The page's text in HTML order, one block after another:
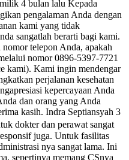
Anda dan berharap dapat terus melayani Anda dan orang yang Anda kasihi di masa yang akan datang. Terima kasih Wynanda Nanda Local Guide · 12 ulasan · 13 foto       6 bulan lalu Pelayanan nya lama sekali. Sering kali saya kesini dan harus menunggu berjam2. Minimal akan habis waktu 3 jam kalau di RS ini. Bahkan saat menunggu konfirmasi jadwal untuk operasi pun lama sekali. Dari jam 11 siang sampai jam 15, dan tidak bisa ditinggal. Perawatnya tidak mau mengabari lewat telpon, sangat2 tidak praktis.  Suka  Bagikan Tanggapan dari pemilik 5 bulan lalu Kepada Bpk/Ibu, Terima kasih telah membagikan pengalaman Anda dengan kami. Kami mohon maaf atas pelayanan kami yang tidak memuaskan bagi Anda. Masukan Anda sangatlah berarti bagi kami. Namun, karena kami tidak memiliki nomor telepon Anda, apakah Anda bersedia menghubungi kami melalui nomor 0896-5397-7721 (Nomor Whatsapp Customer Service kami). Kami ingin mendengar lebih banyak dari Anda untuk meningkatkan perjalanan kesehatan Anda dirumah sakit kami. Kami mengapresiasi kepercayaan Anda dan berharap dapat terus melayani Anda dan orang yang Anda kasihi di masa yang akan datang. Terima kasih. rizal sampurna 2 ulasan       5 bulan lalu Cukup baik dan sangat memuaskan melakukan perawatan dan berobat di rs siloam Lippo Cikarang, namun kalo bisa untuk fasilitas mushola nya diperbaiki dan dibuat lebih besar dan megah terutama bagi saya yang muslim sehingga bisa lebih nyaman lagi sambil menunggu pasien atau menunggu keluarga yang sedang berobat atau farmasi. Over all sudah ok  Suka  Bagikan Tanggapan dari pemilik 4 bulan lalu Kepada Bapak/Ibu, Terima kasih atas kepercayaan Anda kepada Siloam Hospitals Lippo Cikarang. Kepuasan Anda adalah kebanggaan kami. Salam, Siloam Hospitals Lippo Cikarang Han Two Local Guide · 121 ulasan · 1.042 foto       Diedit setahun lalu Semuanya ramah, dari security yg udah menyambut ramah hingga front office dan suster serta dokter. Untuk rawat jalan langsung ke lt. 3 pendaftarannya ( gak ada lt.2 ya) lantai 1 pun ternyata paling bawah kalau lobby itu GF. Atau bisa daftar online via apps Siloam semuanya mudah, kalau pribadi lebih cepat bisa check in sendiri tanpa harus ke pendaftaran berbeda dg asuransi atau perusahaan tetap ke pendaftaran manual walaupun sudah via aplikasi. Untuk dr. anak khususnya dokter Sugi wlpn di jadwalkan jam 09-11 better datang jam 11.30an aja karna biasanya dokternya visit dulu yg rawat inap baru ke ruangannya. Dari pada nunggu lama walaupun ada area main anak2 tapi terbatas. Ruang eksekutif, disediakan Teh, coffee dan permen, Snack semua self service. Pendaftaran, ambil obat semua disatu ruangan jadi tinggal duduk manis aja wlpn tetap nunggunya lama namun setidaknya lebih nyaman, saat ini Konsul dokternya jadi 300K. Administrasi rawat inap dilantai GF, dapat mug Siloam dan termometer. Pembayaran parkir dg OVO dan Emoney +8  1  Bagikan Tanggapan dari pemilik 3 tahun lalu Kepada Bapak/Ibu Han Han, Terima kasih atas kepercayaan Anda kepada Siloam Hospitals Lippo Cikarang. Kepuasan Anda adalah kebanggaan kami. Salam, Siloam Hospitals Lippo Cikarang Gian Giaditama 6 ulasan       6 bulan lalu Dokter, suster dan pelayanan OK (Bintang 5) Administrasinya duh minta dievaluasi lagi kurang orang kah? Kurang efektif kah kerjanya? Minta tolong di evaluasi lagi mengapa orang orang setiap ke administrasi ada saja 2-3 orang yang marah marah karena lelet nya proses administrasi..  Suka  Bagikan Tanggapan dari pemilik 5 bulan lalu Kepada Bpk/Ibu, Terima kasih telah membagikan pengalaman Anda dengan kami. Kami mohon maaf atas pelayanan kami yang tidak memuaskan bagi Anda. Masukan Anda sangatlah berarti bagi kami. Namun, karena kami tidak memiliki nomor telepon Anda, apakah Anda bersedia menghubungi kami melalui nomor 0896-5397-7721 (Nomor Whatsapp Customer Service kami). Kami ingin mendengar lebih banyak dari Anda untuk meningkatkan perjalanan kesehatan Anda dirumah sakit kami. Kami mengapresiasi kepercayaan Anda dan berharap dapat terus melayani Anda dan orang yang Anda kasihi di masa yang akan datang. Terima kasih Rosyidatul Ulya Local Guide · 6 ulasan       6 bulan lalu Pengalaman melahirkan yang sangat berkesan di RS Siloam Lippo Cikarang. Banyak sekali support yang diberikan dari masa kehamilan hingga pasca melahirkan. Dokter Atik SpOG, sangat ramah, perhatian dan memahami keinginan pasien. Selalu berusaha memberikan terbaik utk pasien. Para Bidan yang bertugas selama di ruang rawat inap juga banyak support dan memberikan ilmu2 praktis tentang menyusui dan perawatan newborn. Terima kasih banyaaak Bu Dokter Atik, Bidan Ovie, Bidan Nur, Bidan Mery, Bidan Siska, Bidan Ulin, Bidan Ega, dan Bidan2 lainnya yang belum saya sebutkan 💛💛💛  Suka  Bagikan Tanggapan dari pemilik 5 bulan lalu Kepada Bapak/Ibu, Terima kasih atas kepercayaan Anda kepada Siloam Hospitals Lippo Cikarang. Kepuasan Anda adalah kebanggaan kami. Salam, Siloam Hospitals Lippo Cikarang Febry Nur Fitriani (Febry) Local Guide · 30 ulasan · 12 foto       Diedit setahun lalu Tanggal 14 maret, saya Cito SC ERACS pakai BPJS semua full cover, pelayanan dokter, suster dan bidan sangat baik tidak ada perbedaan apapun meskipun pakai BPJS, saya dpt kelas 1, 4 hari 3 malam. Terimakasih siloam lippo cikarang atas pelayanannnya yg sangat baik kepada saya dan anak saya, walaupun saya pake BPJS tp pelayanannya top bgt  Suka  Bagikan Tanggapan dari pemilik setahun lalu Kepada Bapak/Ibu, Terima kasih atas kepercayaan Anda kepada Siloam Hospitals Lippo Cikarang. Kepuasan Anda adalah kebanggaan kami. Salam, Siloam Hospitals Lippo Cikarang Inggit Koswara 1 ulasan · 3 foto       setahun lalu Pelayanannya ramah sekali dari mulai masuk igd dilayani dengan baik. Tidak membedakan walaupun pembayaran BPJS. Apalagi ditangani dokter spesialis bedah anak dr.arsy . Ramah sekali . Menjelaskan secara detail kepada pasien. Terimakasih Siloam hospital Lippo Cikarang. Semoga semakin sukses.  1  Bagikan Tanggapan dari pemilik setahun lalu Kepada Bapak/Ibu, Terima kasih atas kepercayaan Anda kepada Siloam Hospitals Lippo Cikarang. Kepuasan Anda adalah kebanggaan kami. Salam, Siloam Hospitals Lippo Cikarang 菫りすな 5 ulasan · 11 foto       2 tahun lalu Dear Siloam, kenapa sekarang pelayanan nya lama sekali padahal pasien dari saya datang tidak banyak, datang dari jam 9:30 baru selesai jam 15:00 benar2 banyak memakan waktu.. Dan minggu lalu anak saya sudah muntah berkali2 dan dokter menyarankan untuk infus, anak saya muntah sekitar jam 7:30 dan baru di infus jam 23:00 itupun saya komplen berkali2.. Sialoam sekarang benar2 tidak bagus dalam hal pelayanan. Kasir lelet dan banyak miss komunikasi antar staf +3  20  Bagikan Tanggapan dari pemilik 2 tahun lalu Kepada Bpk/Ibu 菫りすな, Terima kasih telah membagikan pengalaman Anda dengan kami. Kami mohon maaf atas pelayanan kami yang tidak memuaskan bagi Anda. Masukan Anda sangatlah berarti bagi kami. Namun, karena kami tidak memiliki nomor telepon Anda, apakah Anda bersedia menghubungi kami melalui nomor 0896-5397-7721 (Nomor Whatsapp Customer Service kami). Kami ingin mendengar lebih banyak dari Anda untuk meningkatkan perjalanan kesehatan Anda dirumah sakit kami. Kami mengapresiasi kepercayaan Anda dan berharap dapat terus melayani Anda dan orang yang Anda kasihi di masa yang akan datang. Terima kasih. Salam, Siloam Hospitals Lippo Cikarang Ardiasti Retno Local Guide · 9 ulasan · 3 foto       3 bulan lalu Servisnya sudah sangat improved. Dari mulai security lobby, security poli lt 3, perawat, dokter dan kasirnya. Thank youu..No more unpleasant experience. Keep up the good work.  Suka  Bagikan elvianasari mustika 1 ulasan       5 bulan lalu Kemarin abis operasi di rs siloam lippo cikarang pelayanan nya baik staf dan perawatnya juga ramah penanganan juga cepat. Terimakasih banyak dr. Celine Martino,SpB dari awal konsultasi sangat baik dan sangat care sama pasien benar benar membantu dari awal sampai selesai operasi. Semoga sukses selalu rs siloam sehat selalu dokter dan keluarga salam hangat terimakasih🙏🏻❤️  Suka  Bagikan Tanggapan dari pemilik 5 bulan lalu Kepada Bapak/Ibu, Terima kasih atas kepercayaan Anda kepada Siloam Hospitals Lippo Cikarang. Kepuasan Anda adalah kebanggaan kami. Salam, Siloam Hospitals Lippo Cikarang Rudy Sugiharto 2 ulasan       3 bulan lalu 2x rumah sakit membatalkan jadwal konsultasi tanpa memberikan opsi dokter pengganti dan tanpa memikirkan kondisi pasiennya. kualitas layanan yang sangat menyedihkan  Suka  Bagikan Tanggapan dari pemilik seminggu lalu Kepada Bpk/Ibu, Terima kasih telah membagikan pengalaman Anda dengan kami. Kami mohon maaf atas pelayanan kami yang tidak memuaskan bagi Anda. Masukan Anda sangatlah berarti bagi kami. Namun, karena kami tidak memiliki nomor telepon Anda, apakah Anda bersedia menghubungi kami me